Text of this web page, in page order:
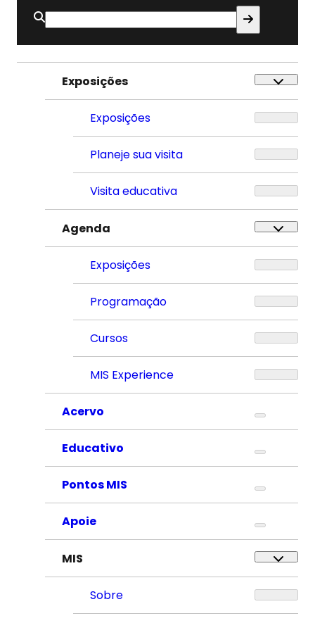
Buscar
por:
Exposições
Exposições
Planeje sua visita
Visita educativa
Agenda
Exposições
Programação
Cursos
MIS Experience
Acervo
Educativo
Pontos MIS
Apoie
MIS
Sobre